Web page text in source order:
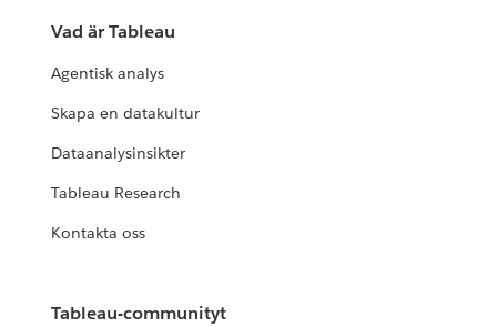
Vad är Tableau
Agentisk analys
Skapa en datakultur
Dataanalysinsikter
Tableau Research
Kontakta oss
Tableau-communityt